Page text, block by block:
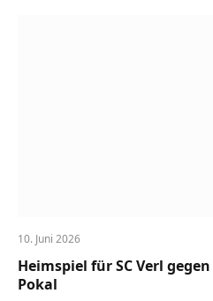
10. Juni 2026
Heimspiel für SC Verl
Pokal